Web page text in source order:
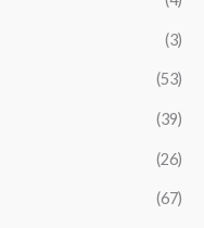
(3)
(53)
(39)
(26)
(67)